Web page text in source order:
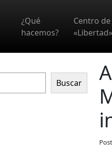
¿Qué
hacemos?
Centro
«Libertad»
Buscar